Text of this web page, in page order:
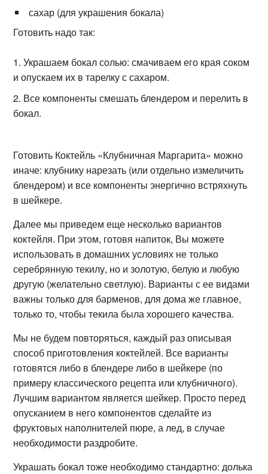
сахар (для украшения бокала)
Готовить надо так:
Украшаем бокал солью: смачиваем его края соком
и опускаем их в тарелку с сахаром.
Все компоненты смешать блендером и перелить в
бокал.
Готовить Коктейль «Клубничная Маргарита» можно
иначе: клубнику нарезать (или отдельно измеличить
блендером) и все компоненты энергично встряхнуть
в шейкере.
Далее мы приведем еще несколько вариантов
коктейля. При этом, готовя напиток, Вы можете
использовать в домашних условиях не только
серебрянную текилу, но и золотую, белую и любую
другую (желательно светлую). Варианты с ее видами
важны только для барменов, для дома же главное,
только то, чтобы текила была хорошего качества.
Мы не будем повторяться, каждый раз описывая
способ приготовления коктейлей. Все варианты
готовятся либо в блендере либо в шейкере (по
примеру классического рецепта или клубничного).
Лучшим вариантом является шейкер. Просто перед
опусканием в него компонентов сделайте из
фруктовых наполнителей пюре, а лед, в случае
необходимости раздробите.
Украшать бокал тоже необходимо стандартно: долька